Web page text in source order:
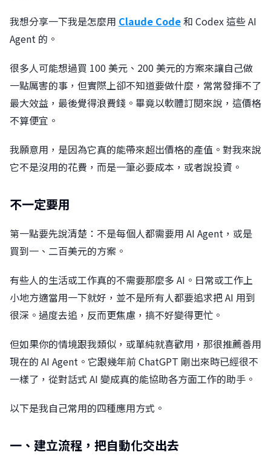
我想分享一下我是怎麼用 Claude Code和 Codex 這些 AI
Agent 的。
很多人可能想過買 100 美元、200 美元的方案來讓自己做
一點厲害的事，但實際上卻不知道要做什麼，常常發揮不了
最大效益，最後覺得浪費錢。畢竟以軟體訂閱來說，這價格
不算便宜。
我願意用，是因為它真的能帶來超出價格的產值。對我來說
它不是沒用的花費，而是一筆必要成本，或者說投資。
不一定要用
第一點要先說清楚：不是每個人都需要用 AI Agent，或是
買到一、二百美元的方案。
有些人的生活或工作真的不需要那麼多 AI。日常或工作上
小地方適當用一下就好，並不是所有人都要追求把 AI 用到
很深。過度去追，反而更焦慮，搞不好變得更忙。
但如果你的情境跟我類似，或單純就喜歡用，那很推薦善用
現在的 AI Agent。它跟幾年前 ChatGPT 剛出來時已經很不
一樣了，從對話式 AI 變成真的能協助各方面工作的助手。
以下是我自己常用的四種應用方式。
一、建立流程，把自動化交出去